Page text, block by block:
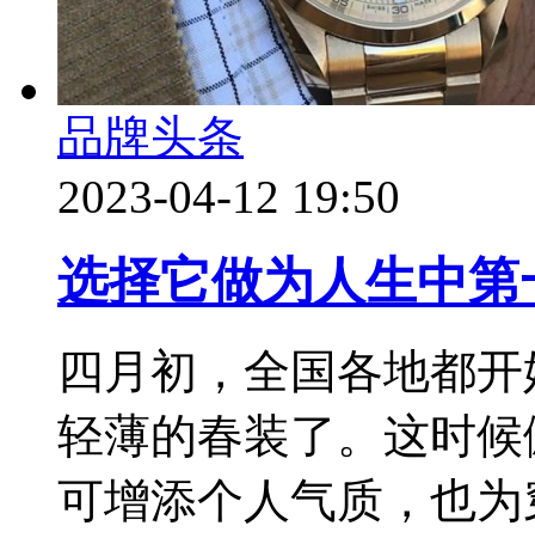
品牌头条
2023-04-12 19:50
选择它做为人生中
四月初，全国各地都
轻薄的春装了。这时
可增添个人气质，也为